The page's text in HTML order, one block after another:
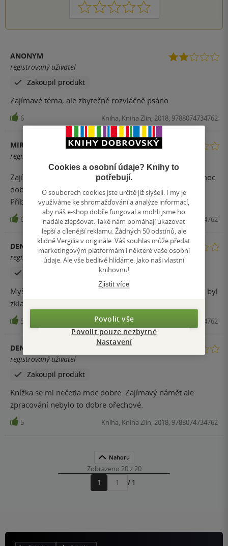
1 2 3 4 5
ANONYM
registrovaný uživatel
Zakoupil produkt
Zajímavé téma, ale zbytečně rozvláčně psáno
6 Kniha, Kniha Zlín, 2018, 9788074734762
MIROSLAVA
registrovaný uživatel
Zajímavý námět, špatné zpracování. Knížka se nečetla moc
dobře. Hodně se přeskakuje od jedné postavy k druhé.
Příběh zbytečně roztáhly a konec unáhlený.
6 Kniha, Kniha Zlín, 2018, 9788074734762
DENISA
registrovaný uživatel
Myšlenka dobrá, ale děj často přitažený za vlasy a závěr byl
zklamáním.
5 Kniha, Kniha Zlín, 2018, 9788074734762
DENISA
registrovaný uživatel
Zakoupil produkt
Knížka se mi nečetla moc dobre. Zajímavý námět ale
zpracování nebylo to dobre ořechové.
5 Kniha, Kniha Zlín, 2018, 9788074734762
Nahoru
Zobrazeno 20 z 20
1
Přejít
/ 1
Cookies a osobní údaje? Knihy to
potřebují.
O souborech cookies jste určitě již slyšeli. I my je
využíváme ke shromažďování a analýze informací,
aby náš e-shop dobře fungoval a mohli jsme ho
nadále zlepšovat. Také nám pomáhají ukazovat
lepší a cílenější reklamu. Žádných 50 odstínů, ale
klidně Vergilia v originále. Váš souhlas může předat
marketingovým platformám i některé vaše osobní
údaje. Ale vše bedlivě hlídáme. Jako naši vlastní
knihovnu!
Zjistit více
Povolit vše
Povolit pouze nezbytné
Nastavení